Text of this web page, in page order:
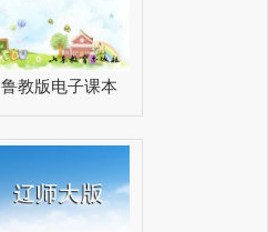
鲁教版电子课本